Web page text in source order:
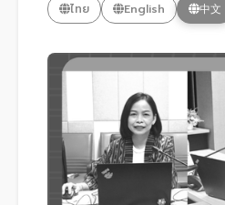
ไทย English 中文